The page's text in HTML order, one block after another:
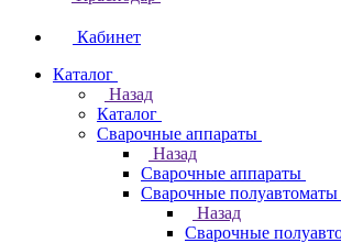
Кабинет
Каталог
Назад
Каталог
Сварочные аппараты
Назад
Сварочные аппараты
Сварочные
Назад
Сварочные